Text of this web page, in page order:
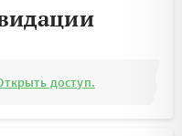
доступ.